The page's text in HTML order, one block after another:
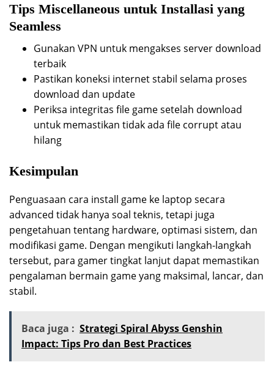
Tips Miscellaneous untuk Installasi yang
Seamless
Gunakan VPN untuk mengakses server download
terbaik
Pastikan koneksi internet stabil selama proses
download dan update
Periksa integritas file game setelah download
untuk memastikan tidak ada file corrupt atau
hilang
Kesimpulan
Penguasaan cara install game ke laptop secara
advanced tidak hanya soal teknis, tetapi juga
pengetahuan tentang hardware, optimasi sistem, dan
modifikasi game. Dengan mengikuti langkah-langkah
tersebut, para gamer tingkat lanjut dapat memastikan
pengalaman bermain game yang maksimal, lancar, dan
stabil.
Baca juga : Strategi Spiral Abyss Genshin
Impact: Tips Pro dan Best Practices